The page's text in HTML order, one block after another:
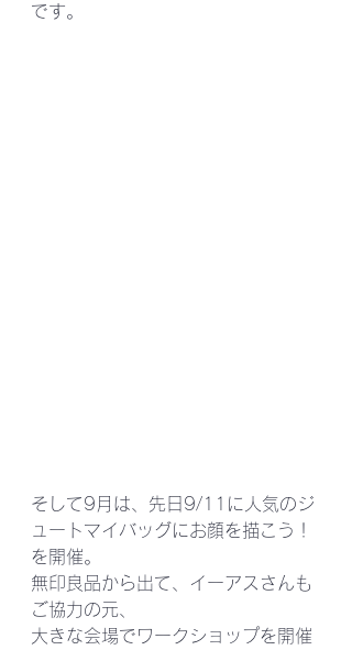
です。
そして9月は、先日9/11に人気のジ
ュートマイバッグにお顔を描こう！
を開催。
無印良品から出て、イーアスさんも
ご協力の元、
大きな会場でワークショップを開催